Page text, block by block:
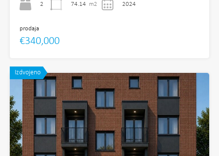
2 74.14 m2 2024
prodaja
€340,000
Izdvojeno